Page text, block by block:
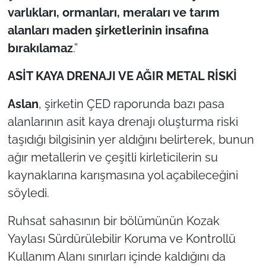
varlıkları, ormanları, meraları ve tarım
alanları maden şirketlerinin insafına
bırakılamaz.”
ASİT KAYA DRENAJI VE AĞIR METAL RİSKİ
Aslan, şirketin ÇED raporunda bazı pasa
alanlarının asit kaya drenajı oluşturma riski
taşıdığı bilgisinin yer aldığını belirterek, bunun
ağır metallerin ve çeşitli kirleticilerin su
kaynaklarına karışmasına yol açabileceğini
söyledi.
Ruhsat sahasının bir bölümünün Kozak
Yaylası Sürdürülebilir Koruma ve Kontrollü
Kullanım Alanı sınırları içinde kaldığını da